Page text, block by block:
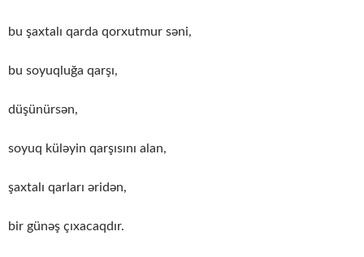
bu şaxtalı qarda qorxutmur səni,
bu soyuqluğa qarşı,
düşünürsən,
soyuq küləyin qarşısını alan,
şaxtalı qarları əridən,
bir günəş çıxacaqdır.